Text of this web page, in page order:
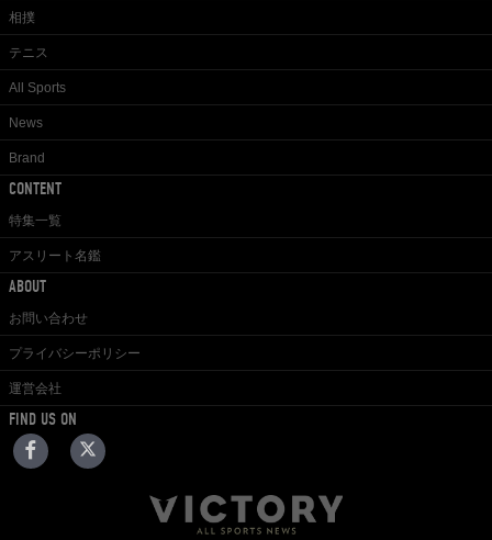
相撲
テニス
All Sports
News
Brand
CONTENT
特集一覧
アスリート名鑑
ABOUT
お問い合わせ
プライバシーポリシー
運営会社
FIND US ON